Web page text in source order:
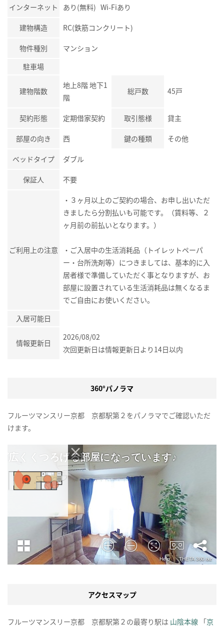
インターネット あり(無料) Wi-Fiあり
建物構造 RC(鉄筋コンクリート)
物件種別
マンション
駐車場
建物階数
地上8階 地下1
階
総戸数 45戸
契約形態 定期借家契約 取引態様 貸主
部屋の向き 西 鍵の種類 その他
ベッドタイプ ダブル
保証人 不要
ご利用上の注意
・３ヶ月以上のご契約の場合、お申し出いただ
きましたら分割払いも可能です。（賃料等、２
ヶ月前の前払いとなります。）
・ご入居中の生活消耗品（トイレットペーパ
ー・台所洗剤等）につきましては、基本的に入
居者様で準備していただく事となりますが、お
部屋に設置されている生活消耗品は無くなるま
でご自由にお使いください。
入居可能日
情報更新日
2026/08/02
次回更新日は情報更新日より14日以内
360°パノラマ
フルーツマンスリー京都 京都駅第２をパノラマでご確認いただ
けます。
アクセスマップ
フルーツマンスリー京都 京都駅第２の最寄り駅は 山陰本線 「京